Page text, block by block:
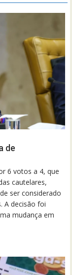
de
6 votos a 4, que
cautelares,
ser considerado
A decisão foi
mudança em